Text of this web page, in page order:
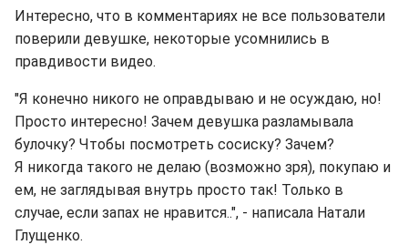
Интересно, что в комментариях не все пользователи
поверили девушке, некоторые усомнились в
правдивости видео.
"Я конечно никого не оправдываю и не осуждаю, но!
Просто интересно! Зачем девушка разламывала
булочку? Чтобы посмотреть сосиску? Зачем?
Я никогда такого не делаю (возможно зря), покупаю и
ем, не заглядывая внутрь просто так! Только в
случае, если запах не нравится..", - написала Натали
Глущенко.